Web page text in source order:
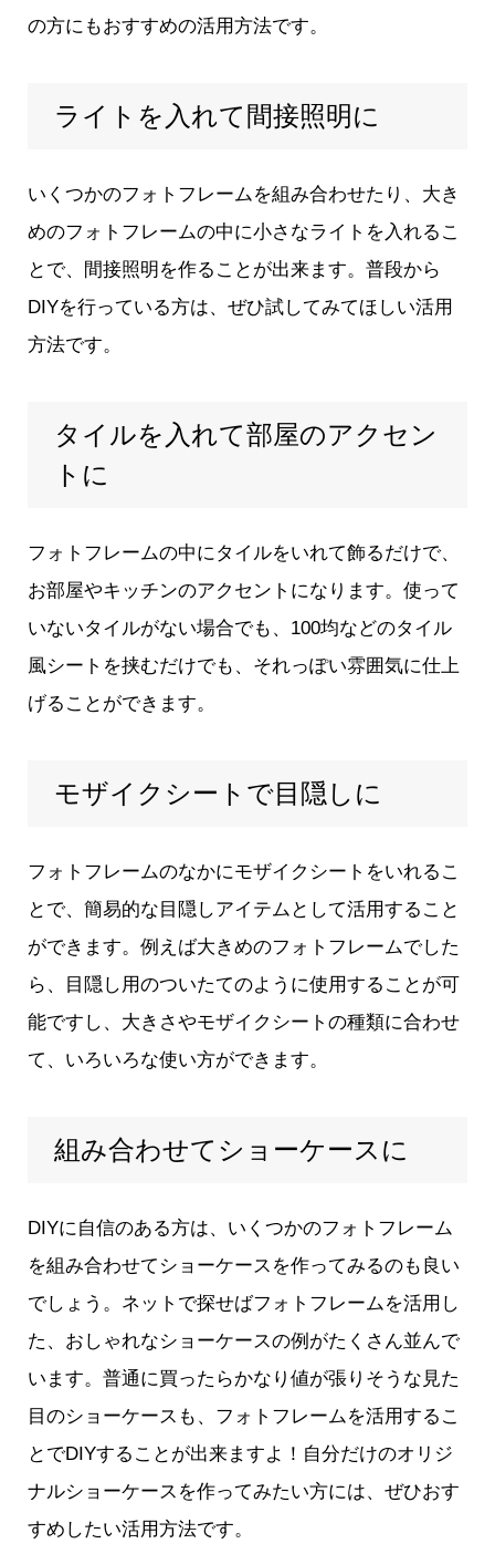
の方にもおすすめの活用方法です。
ライトを入れて間接照明に
いくつかのフォトフレームを組み合わせたり、大き
めのフォトフレームの中に小さなライトを入れるこ
とで、間接照明を作ることが出来ます。普段から
DIYを行っている方は、ぜひ試してみてほしい活用
方法です。
タイルを入れて部屋のアクセン
トに
フォトフレームの中にタイルをいれて飾るだけで、
お部屋やキッチンのアクセントになります。使って
いないタイルがない場合でも、100均などのタイル
風シートを挟むだけでも、それっぽい雰囲気に仕上
げることができます。
モザイクシートで目隠しに
フォトフレームのなかにモザイクシートをいれるこ
とで、簡易的な目隠しアイテムとして活用すること
ができます。例えば大きめのフォトフレームでした
ら、目隠し用のついたてのように使用することが可
能ですし、大きさやモザイクシートの種類に合わせ
て、いろいろな使い方ができます。
組み合わせてショーケースに
DIYに自信のある方は、いくつかのフォトフレーム
を組み合わせてショーケースを作ってみるのも良い
でしょう。ネットで探せばフォトフレームを活用し
た、おしゃれなショーケースの例がたくさん並んで
います。普通に買ったらかなり値が張りそうな見た
目のショーケースも、フォトフレームを活用するこ
とでDIYすることが出来ますよ！自分だけのオリジ
ナルショーケースを作ってみたい方には、ぜひおす
すめしたい活用方法です。